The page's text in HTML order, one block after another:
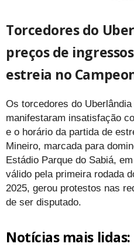
Torcedores do
preços de
estreia no
Os torcedores do
manifestaram insatisfação
e o horário da partida de
Mineiro, marcada para
Estádio Parque do Sabiá,
válido pela primeira rodada
2025, gerou protestos nas
de ser disputado.
Notícias mais lidas: